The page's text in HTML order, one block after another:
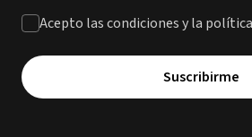
Acepto las condiciones y la
Suscribirme